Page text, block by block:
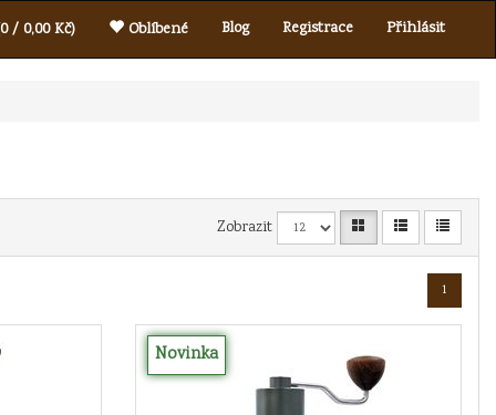
Blog Registrace Přihlásit
/ 0,00 Kč) Oblíbené
Zobrazit
1
Novinka